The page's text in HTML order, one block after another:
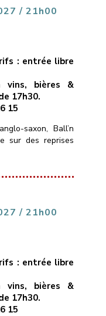
[…]
/ 21h00
: entrée libre
vins, bières &
17h30.
15
saxon, Ball’n
sur des reprises
trouvailles de
la poussière et le
05 […]/ 21h00
: entrée libre
vins, bières &
17h30.
15